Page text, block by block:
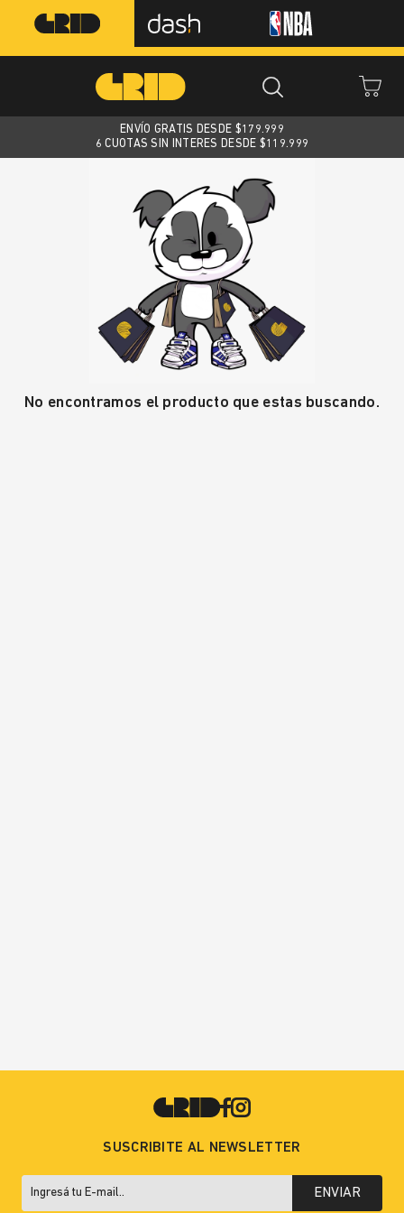
ENVÍO GRATIS DESDE $179.999
6 CUOTAS SIN INTERES DESDE $119.999
No encontramos el producto que estas buscando.
SUSCRIBITE AL NEWSLETTER
ENVIAR